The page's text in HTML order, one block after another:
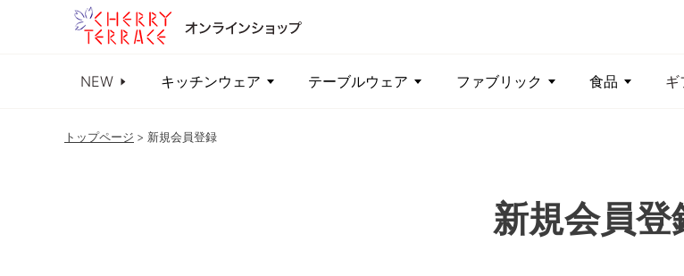
NEW キッチンウェア テーブルウェア ファブリック 食品 ギ
トップページ 新規会員登録
新規会員登